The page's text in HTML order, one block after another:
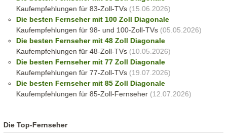
Kaufempfehlungen für 83-Zoll-TVs(15.06.2026)
Die besten Fernseher mit 100 Zoll Diagonale
Kaufempfehlungen für 98- und 100-Zoll-TVs(05.05.2026)
Die besten Fernseher mit 48 Zoll Diagonale
Kaufempfehlungen für 48-Zoll-TVs(10.05.2026)
Die besten Fernseher mit 77 Zoll Diagonale
Kaufempfehlungen für 77-Zoll-TVs(19.07.2026)
Die besten Fernseher mit 85 Zoll Diagonale
Kaufempfehlungen für 85-Zoll-Fernseher(12.07.2026)
Die Top-Fernseher